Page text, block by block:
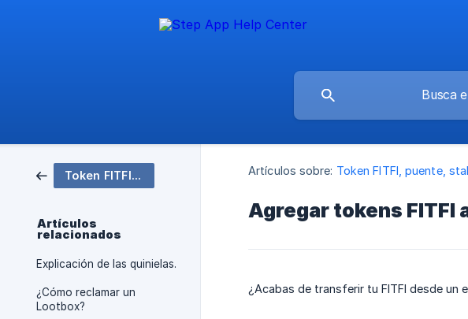
Token FITFI, puente, staking y recompensas 🪙
Artículos
relacionados
Explicación de las quinielas.
¿Cómo reclamar un
Lootbox?
Artículos sobre: Token FITFI, puente,
Agregar tokens FITFI
¿Acabas de transferir tu FITFI desde un